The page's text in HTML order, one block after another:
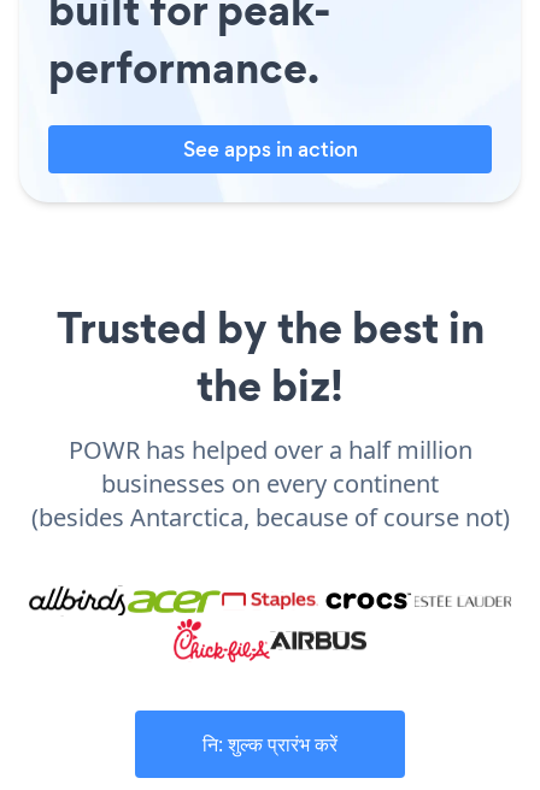
performance.
See apps in action
Trusted by the best in
the biz!
POWR has helped over a half million
businesses on every continent
(besides Antarctica, because of course not)
नि: शुल्क प्रारंभ करें